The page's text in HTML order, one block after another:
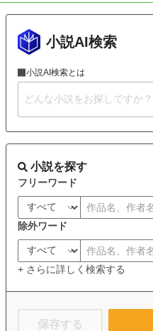
小説AI検索
小説AI検索とは
小説を探す
フリーワード
除外ワード
+ さらに詳しく検索する
保存する